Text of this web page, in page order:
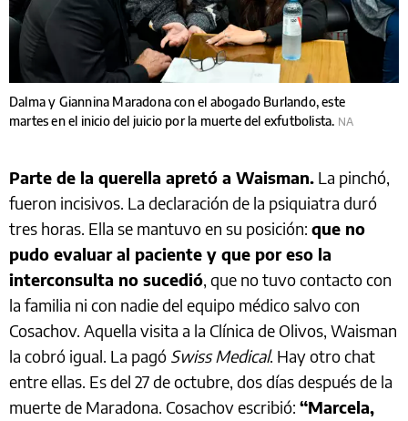
Dalma y Giannina Maradona con el abogado Burlando, este
martes en el inicio del juicio por la muerte del exfutbolista. NA
Parte de la querella apretó a Waisman. La pinchó,
fueron incisivos. La declaración de la psiquiatra duró
tres horas. Ella se mantuvo en su posición: que no
pudo evaluar al paciente y que por eso la
interconsulta no sucedió, que no tuvo contacto con
la familia ni con nadie del equipo médico salvo con
Cosachov. Aquella visita a la Clínica de Olivos, Waisman
la cobró igual. La pagó Swiss Medical. Hay otro chat
entre ellas. Es del 27 de octubre, dos días después de la
muerte de Maradona. Cosachov escribió: “Marcela,